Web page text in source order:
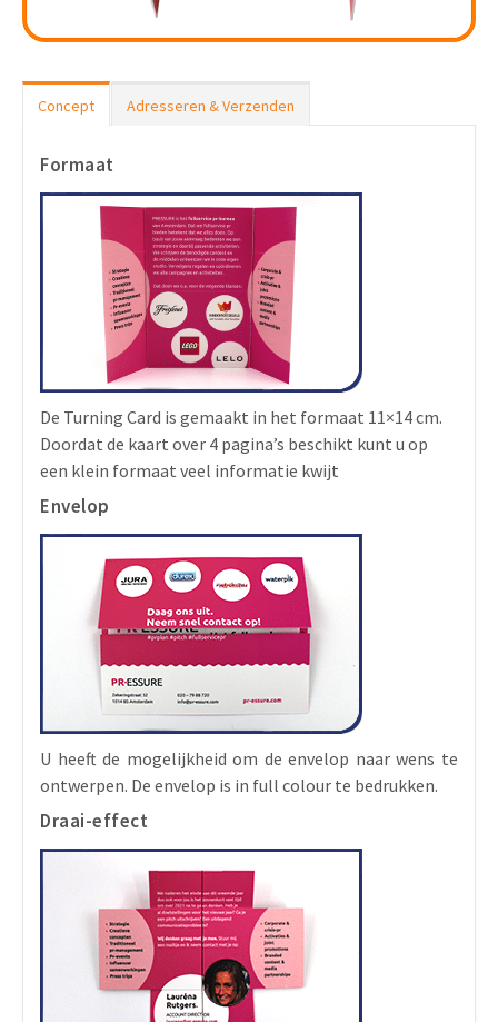
Concept Adresseren & Verzenden
Formaat
De Turning Card is gemaakt in het formaat 11×14 cm.
Doordat de kaart over 4 pagina’s beschikt kunt u op
een klein formaat veel informatie kwijt
Envelop
U heeft de mogelijkheid om de envelop naar wens te
ontwerpen. De envelop is in full colour te bedrukken.
Draai-effect